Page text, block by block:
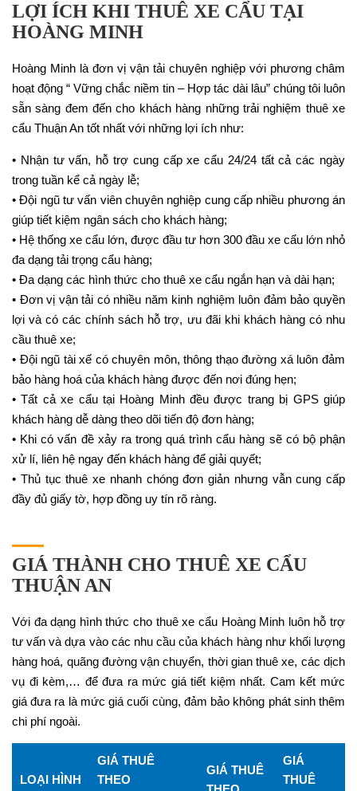
LỢI ÍCH KHI THUÊ XE CẨU TẠI
HOÀNG MINH
Hoàng Minh là đơn vị vận tải chuyên nghiệp với phương châm
hoạt động “ Vững chắc niềm tin – Hợp tác dài lâu” chúng tôi luôn
sẵn sàng đem đến cho khách hàng những trải nghiệm thuê xe
cẩu Thuận An tốt nhất với những lợi ích như:
• Nhận tư vấn, hỗ trợ cung cấp xe cẩu 24/24 tất cả các ngày
trong tuần kể cả ngày lễ;
• Đội ngũ tư vấn viên chuyên nghiệp cung cấp nhiều phương án
giúp tiết kiệm ngân sách cho khách hàng;
• Hệ thống xe cẩu lớn, được đầu tư hơn 300 đầu xe cẩu lớn nhỏ
đa dạng tải trọng cẩu hàng;
• Đa dạng các hình thức cho thuê xe cẩu ngắn hạn và dài hạn;
• Đơn vị vận tải có nhiều năm kinh nghiệm luôn đảm bảo quyền
lợi và có các chính sách hỗ trợ, ưu đãi khi khách hàng có nhu
cầu thuê xe;
• Đội ngũ tài xế có chuyên môn, thông thạo đường xá luôn đảm
bảo hàng hoá của khách hàng được đến nơi đúng hẹn;
• Tất cả xe cẩu tại Hoàng Minh đều được trang bị GPS giúp
khách hàng dễ dàng theo dõi tiến độ đơn hàng;
• Khi có vấn đề xảy ra trong quá trình cẩu hàng sẽ có bộ phận
xử lí, liên hệ ngay đến khách hàng để giải quyết;
• Thủ tục thuê xe nhanh chóng đơn giản nhưng vẫn cung cấp
đầy đủ giấy tờ, hợp đồng uy tín rõ ràng.
GIÁ THÀNH CHO THUÊ XE CẨU
THUẬN AN
Với đa dạng hình thức cho thuê xe cẩu Hoàng Minh luôn hỗ trợ
tư vấn và dựa vào các nhu cầu của khách hàng như khối lượng
hàng hoá, quãng đường vận chuyển, thời gian thuê xe, các dịch
vụ đi kèm,… để đưa ra mức giá tiết kiệm nhất. Cam kết mức
giá đưa ra là mức giá cuối cùng, đảm bảo không phát sinh thêm
chi phí ngoài.
LOẠI HÌNH
GIÁ THUÊ
THEO
GIÁ THUÊ
GIÁ
THUÊ